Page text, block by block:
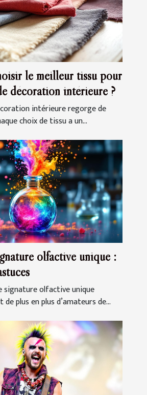
le meilleur tissu pour
décoration intérieure ?
intérieure regorge de
choix de tissu a un...
olfactive unique :
signature olfactive unique
plus en plus d’amateurs de...